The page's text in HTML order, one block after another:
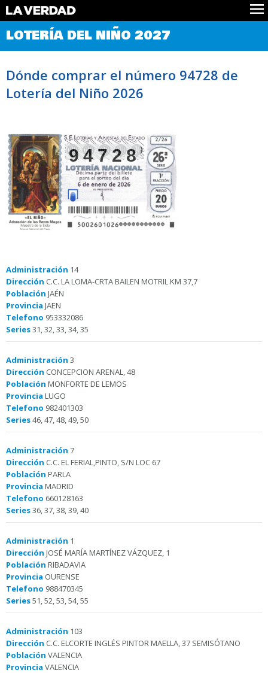
Comprobar Loteria del Niño
Premios
Noticias
Datos
LOTERÍA DEL NIÑO 2027
Dónde comprar el número 94728 de
Lotería del Niño 2026
94728
Administración 14
Dirección C.C. LA LOMA-CRTA BAILEN MOTRIL KM 37,7
Población JAÉN
Provincia JAEN
Telefono 953332086
Series31, 32, 33, 34, 35
Administración 3
Dirección CONCEPCION ARENAL, 48
Población MONFORTE DE LEMOS
Provincia LUGO
Telefono 982401303
Series46, 47, 48, 49, 50
Administración 7
Dirección C.C. EL FERIAL,PINTO, S/N LOC 67
Población PARLA
Provincia MADRID
Telefono 660128163
Series36, 37, 38, 39, 40
Administración 1
Dirección JOSÉ MARÍA MARTÍNEZ VÁZQUEZ, 1
Población RIBADAVIA
Provincia OURENSE
Telefono 988470345
Series51, 52, 53, 54, 55
Administración 103
Dirección C.C. ELCORTE INGLÉS PINTOR MAELLA, 37 SEMISÓTANO
Población VALENCIA
Provincia VALENCIA